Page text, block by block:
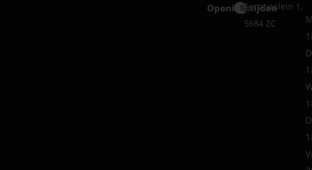
Openingstijden
Best
Europaplein 1,
5684 ZC